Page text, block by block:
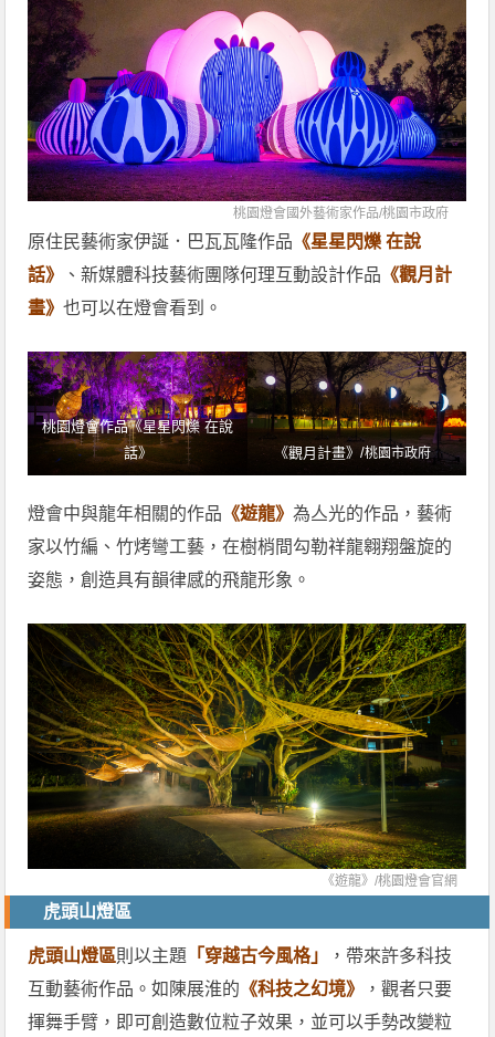
桃園燈會國外藝術家作品/桃園市政府
原住民藝術家伊誕．巴瓦瓦隆作品 《星星閃爍 在說
話》
、新媒體科技藝術團隊何理互動設計作品 《觀月計
畫》也可以在燈會看到。
桃園燈會作品《星星閃爍 在說
話》
《觀月計畫》/桃園市政府
燈會中與龍年相關的作品 《遊龍》為亼光的作品，藝術
家以竹編、竹烤彎工藝，在樹梢間勾勒祥龍翱翔盤旋的
姿態，創造具有韻律感的飛龍形象。
《遊龍》/桃園燈會官網
虎頭山燈區
虎頭山燈區則以主題 「穿越古今風格」
，帶來許多科技
互動藝術作品。如陳展淮的 《科技之幻境》
，觀者只要
揮舞手臂，即可創造數位粒子效果，並可以手勢改變粒